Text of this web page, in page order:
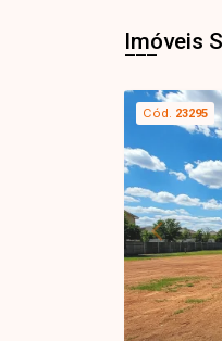
Imóveis
Cód. 23295